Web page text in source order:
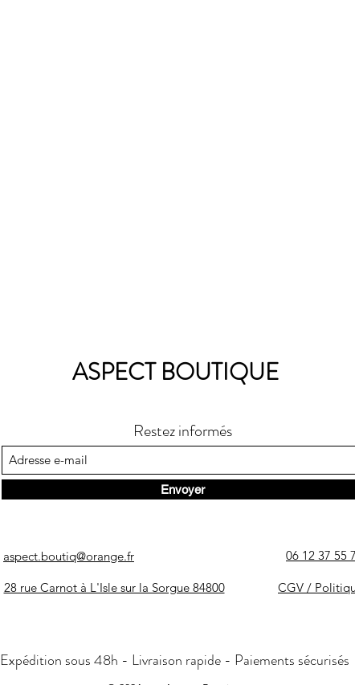
ASPECT BOUTIQUE
Restez informés
Envoyer
aspect.boutiq@orange.fr 06 12 37 55
28 rue Carnot à L'Isle sur la Sorgue 84800 CGV /
Expédition sous 48h - Livraison rapide - Paiements sécurisés